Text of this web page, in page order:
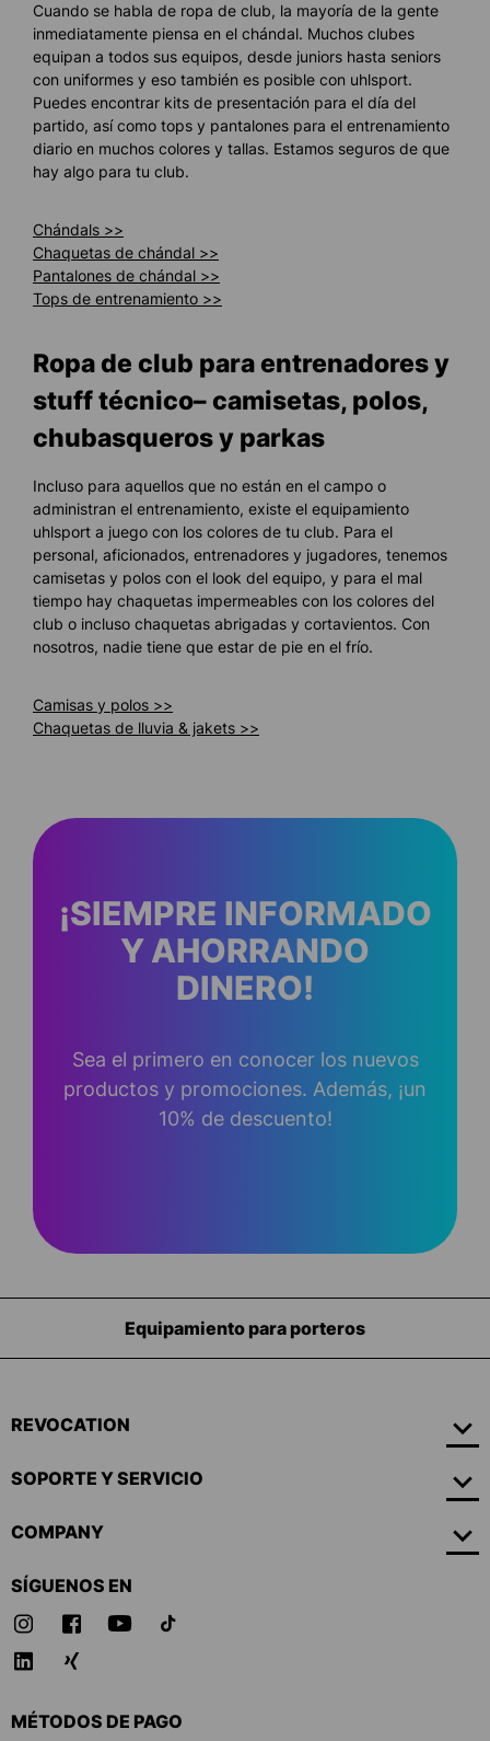
Cuando se habla de ropa de club, la mayoría de la gente
inmediatamente piensa en el chándal. Muchos clubes
equipan a todos sus equipos, desde juniors hasta seniors
con uniformes y eso también es posible con uhlsport.
Puedes encontrar kits de presentación para el día del
partido, así como tops y pantalones para el entrenamiento
diario en muchos colores y tallas. Estamos seguros de que
hay algo para tu club.
Chándals >>
Chaquetas de chándal >>
Pantalones de chándal >>
Tops de entrenamiento >>
Ropa de club para entrenadores y
stuff técnico– camisetas, polos,
chubasqueros y parkas
Incluso para aquellos que no están en el campo o
administran el entrenamiento, existe el equipamiento
uhlsport a juego con los colores de tu club. Para el
personal, aficionados, entrenadores y jugadores, tenemos
camisetas y polos con el look del equipo, y para el mal
tiempo hay chaquetas impermeables con los colores del
club o incluso chaquetas abrigadas y cortavientos. Con
nosotros, nadie tiene que estar de pie en el frío.
Camisas y polos >>
Chaquetas de lluvia & jakets >>
¡SIEMPRE INFORMADO
Y AHORRANDO
DINERO!
Sea el primero en conocer los nuevos
productos y promociones. Además, ¡un
10% de descuento!
Equipamiento para porteros
REVOCATION
SOPORTE Y SERVICIO
COMPANY
SÍGUENOS EN
MÉTODOS DE PAGO